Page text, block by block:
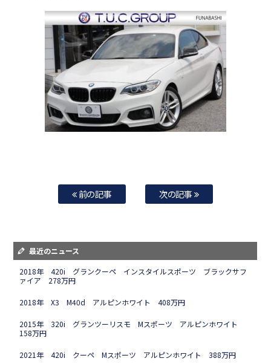
前の記事 次の記事
最近のニュース
2018年 420i グランクーペ インスタイルスポーツ ブラックサフ
ァイア 278万円
2018年 X3 M40d アルピンホワイト 408万円
2015年 320i グランツーリスモ Mスポーツ アルピンホワイト
158万円
2021年 420i クーペ Mスポーツ アルピンホワイト 388万円